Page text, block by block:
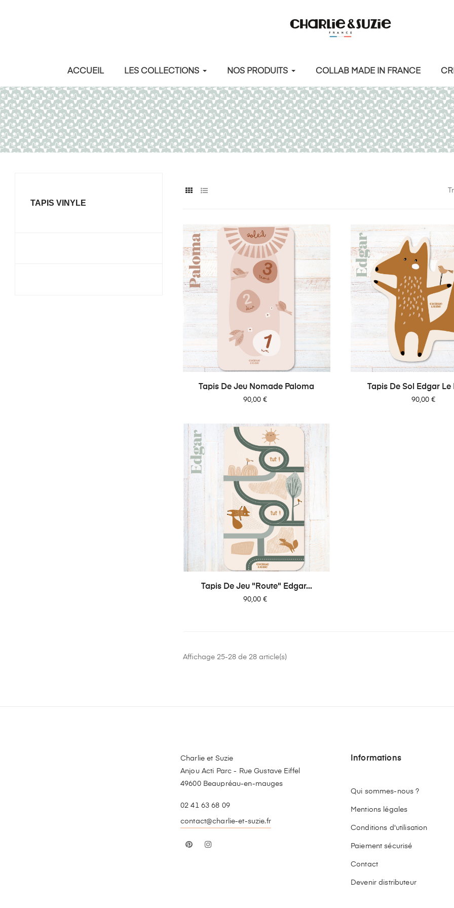
ACCUEIL LES COLLECTIONS NOS PRODUITS COLLAB MADE IN FRANCE
TAPIS VINYLE
Tapis De Jeu Nomade Paloma
Prix
90,00 €
Tapis De Sol Edgar Le
Prix
90,00 €
Tapis De Jeu "Route" Edgar...
Prix
90,00 €
Affichage 25-28 de 28 article(s)
Charlie et Suzie
Anjou Acti Parc - Rue Gustave Eiffel
49600 Beaupréau-en-mauges
02 41 63 68 09
contact@charlie-et-suzie.fr
Pinterest
Informations
Qui sommes-nous ?
Mentions légales
Conditions d'utilisation
Paiement sécurisé
Contact
Devenir distributeur